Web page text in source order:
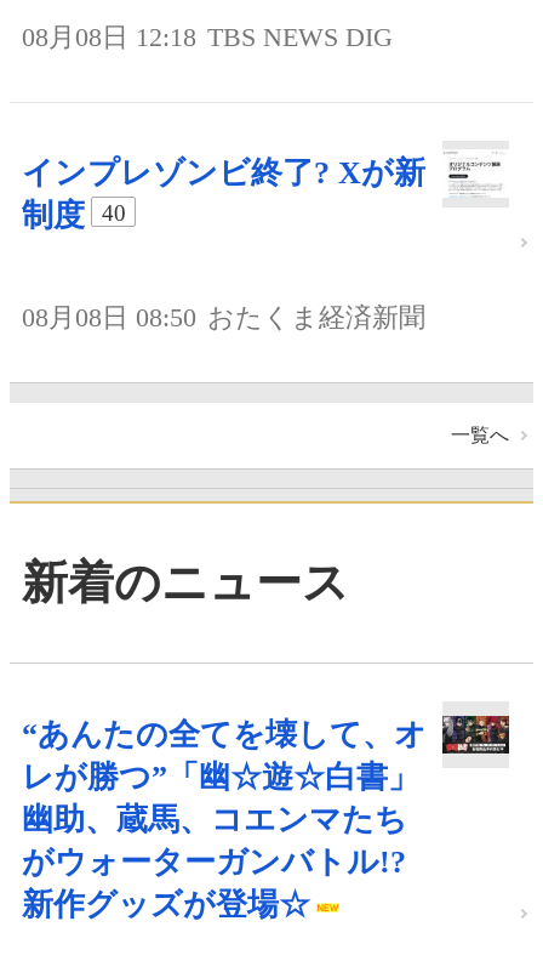
08月08日 12:18 TBS NEWS DIG
インプレゾンビ終了? Xが新
制度
40
08月08日 08:50 おたくま経済新聞
一覧へ
新着のニュース
“あんたの全てを壊して、オ
レが勝つ”「幽☆遊☆白書」
幽助、蔵馬、コエンマたち
がウォーターガンバトル!?
新作グッズが登場☆